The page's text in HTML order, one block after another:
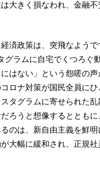
大きく損なわれ、金融不
済政策は、突飛なよう
グラムに自宅でくつろぐ
はない」という怨嗟の
ロナ対策が国民全員に
タグラムに寄せられた
ろうと想像するととも
のは、新自由主義を鮮明
大幅に緩和され、正規